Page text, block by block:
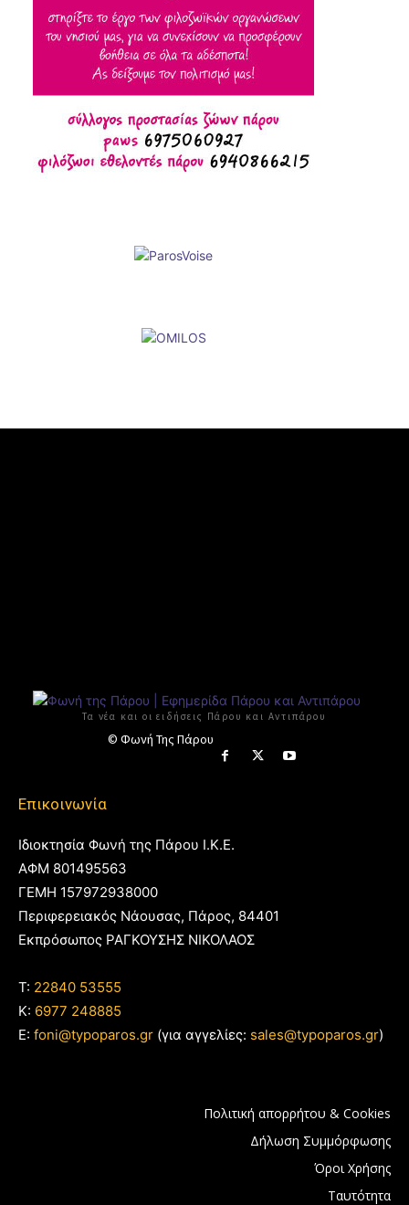
Τα νέα και οι ειδήσεις Πάρου και Αντιπάρου
© Φωνή Της Πάρου
Επικοινωνία
Ιδιοκτησία Φωνή της Πάρου Ι.Κ.Ε.
ΑΦΜ 801495563
ΓΕΜΗ 157972938000
Περιφερειακός Νάουσας, Πάρος, 84401
Εκπρόσωπος ΡΑΓΚΟΥΣΗΣ ΝΙΚΟΛΑΟΣ
T: 22840 53555
Κ: 6977 248885
E: foni@typoparos.gr (για αγγελίες: sales@typoparos.gr)
Πολιτική απορρήτου & Cookies
Δήλωση Συμμόρφωσης
Όροι Χρήσης
Ταυτότητα